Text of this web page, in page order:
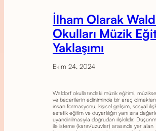
İlham Olarak
Okulları Müzik
Yaklaşımı
Ekim 24, 2024
Waldorf okullarındaki müzik eğitimi,
ve becerilerin ediniminde bir araç olmaktan
insan formasyonu, kişisel gelişim, sosyal
estetik eğitim ve duyarlılığın yanı sıra
uyandırılmasıyla doğrudan ilişkilidir.
ile isteme (karın/uzuvlar) arasında yer alan